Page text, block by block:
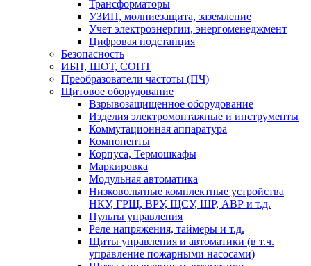
Трансформаторы
УЗИП, молниезащита, заземление
Учет электроэнергии, энергоменеджмент
Цифровая подстанция
Безопасность
ИБП, ШОТ, СОПТ
Преобразователи частоты (ПЧ)
Щитовое оборудование
Взрывозащищенное оборудование
Изделия электромонтажные и инструменты
Коммутационная аппаратура
Компоненты
Корпуса, Термошкафы
Маркировка
Модульная автоматика
Низковольтные комплектные устройства
НКУ, ГРЩ, ВРУ, ЩСУ, ШР, АВР и т.д.
Пульты управления
Реле напряжения, таймеры и т.д.
Щиты управления и автоматики (в т.ч.
управление пожарными насосами)